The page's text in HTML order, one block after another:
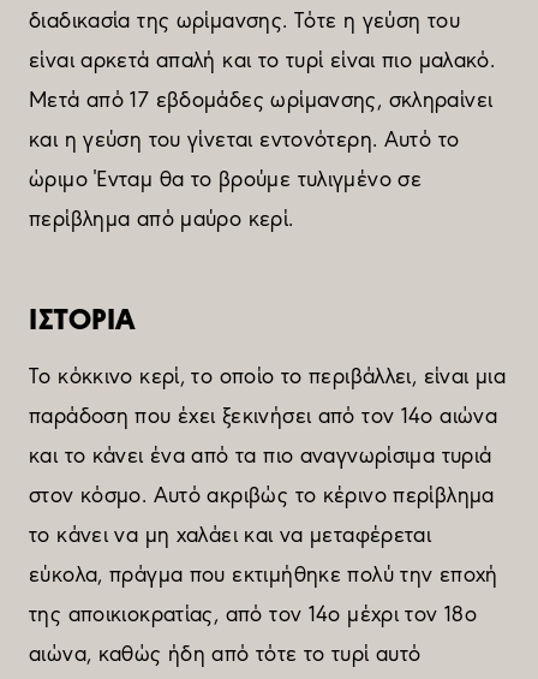
διαδικασία της ωρίμανσης. Τότε η γεύση του
είναι αρκετά απαλή και το τυρί είναι πιο μαλακό.
Μετά από 17 εβδομάδες ωρίμανσης, σκληραίνει
και η γεύση του γίνεται εντονότερη. Αυτό το
ώριμο Ένταμ θα το βρούμε τυλιγμένο σε
περίβλημα από μαύρο κερί.
ΙΣΤΟΡΙΑ
Το κόκκινο κερί, το οποίο το περιβάλλει, είναι μια
παράδοση που έχει ξεκινήσει από τον 14ο αιώνα
και το κάνει ένα από τα πιο αναγνωρίσιμα τυριά
στον κόσμο. Αυτό ακριβώς το κέρινο περίβλημα
το κάνει να μη χαλάει και να μεταφέρεται
εύκολα, πράγμα που εκτιμήθηκε πολύ την εποχή
της αποικιοκρατίας, από τον 14ο μέχρι τον 18ο
αιώνα, καθώς ήδη από τότε το τυρί αυτό